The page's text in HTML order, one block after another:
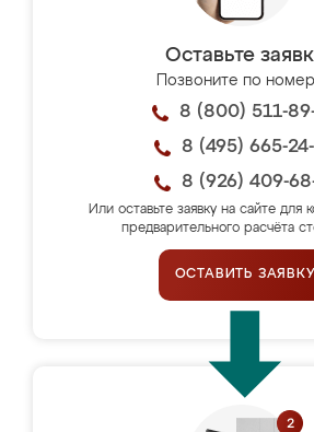
Оставьте
Позвоните по
8 (800) 511-
8 (495) 665-
8 (926) 409-
Или оставьте заявку на сайте для
предварительного расчёта
ОСТАВИТЬ ЗАЯВКУ